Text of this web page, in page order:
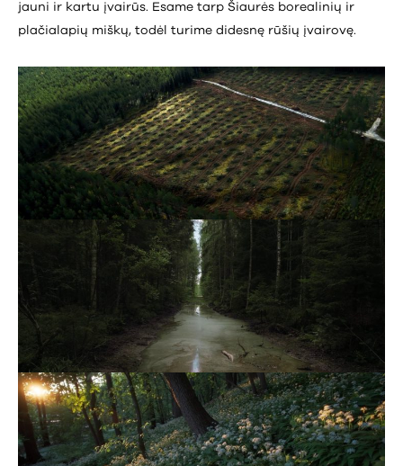
jauni ir kartu įvairūs. Esame tarp Šiaurės borealinių ir
plačialapių miškų, todėl turime didesnę rūšių įvairovę.